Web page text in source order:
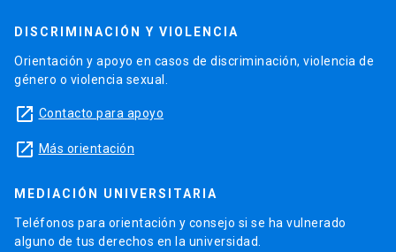
DISCRIMINACIÓN Y VIOLENCIA
Orientación y apoyo en casos de discriminación, violencia de
género o violencia sexual.
launch Contacto para apoyo
launch Más orientación
MEDIACIÓN UNIVERSITARIA
Teléfonos para orientación y consejo si se ha vulnerado
alguno de tus derechos en la universidad.